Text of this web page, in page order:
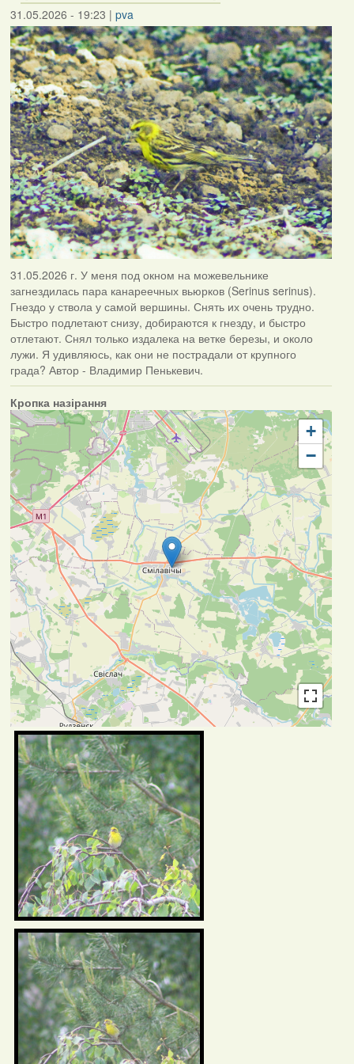
31.05.2026 - 19:23 | pva
31.05.2026 г. У меня под окном на можевельнике
загнездилась пара канареечных вьюрков (Serinus serinus).
Гнездо у ствола у самой вершины. Снять их очень трудно.
Быстро подлетают снизу, добираются к гнезду, и быстро
отлетают. Снял только издалека на ветке березы, и около
лужи. Я удивляюсь, как они не пострадали от крупного
града? Автор - Владимир Пенькевич.
Кропка назірання
+
−
Фотаздымкі